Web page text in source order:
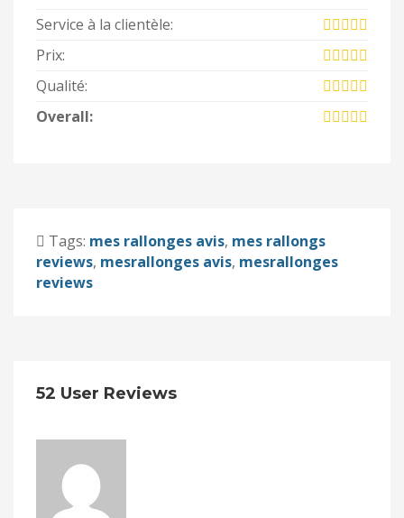
Service à la clientèle:
Prix:
Qualité:
Overall:
Tags: mes rallonges avis, mes rallongs
reviews, mesrallonges avis, mesrallonges
reviews
52 User Reviews